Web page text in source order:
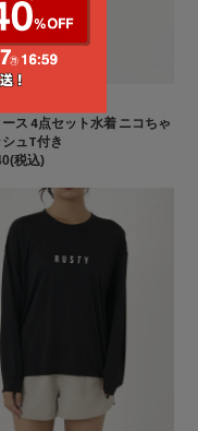
ース 4点セット水着 ニコちゃ
ュT付き
税込)